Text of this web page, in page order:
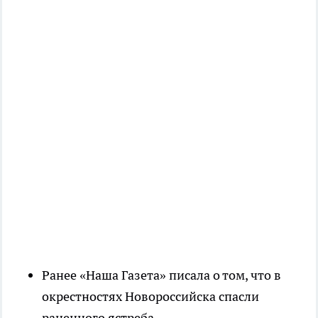
Ранее «Наша Газета» писала о том, что в
окрестностях Новороссийска спасли